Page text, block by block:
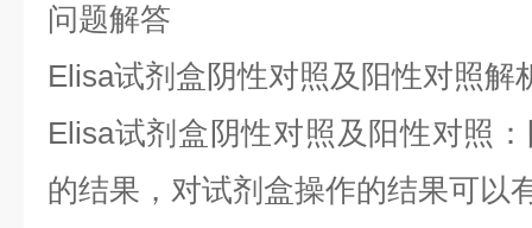
问题解答
Elisa试剂盒阴性对照及阳性对照解
Elisa试剂盒阴性对照及阳性对照
的结果，对试剂盒操作的结果可以